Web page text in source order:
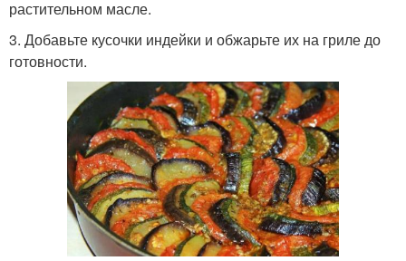
растительном масле.
3. Добавьте кусочки индейки и обжарьте их на гриле до
готовности.